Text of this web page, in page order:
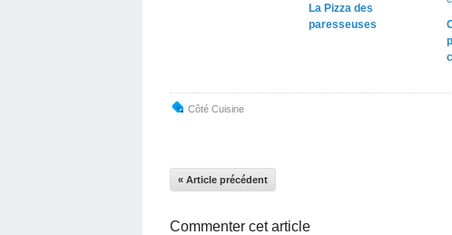
La Pizza des
paresseuses
Côté Cuisine
« Article précédent
Commenter cet article